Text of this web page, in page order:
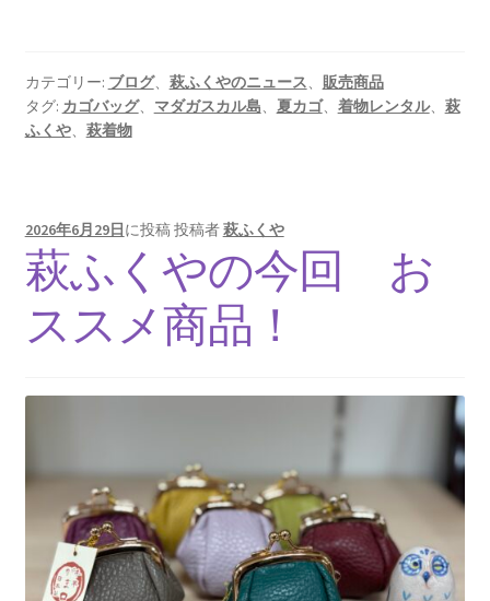
カテゴリー: ブログ、 萩ふくやのニュース、 販売商品
タグ: カゴバッグ、 マダガスカル島、 夏カゴ、 着物レンタル、 萩
ふくや、 萩着物
2026年6月29日 に投稿投稿者萩ふくや
萩ふくやの今回 お
ススメ商品！